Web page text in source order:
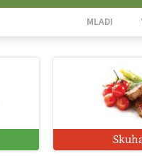
MLADI
Vrt Dvorjane Hills
Digitalno od
Digitalizacija z